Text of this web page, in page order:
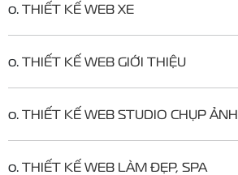
o. THIẾT KẾ WEB XE
o. THIẾT KẾ WEB GIỚI THIỆU
o. THIẾT KẾ WEB STUDIO CHỤP ẢNH
o. THIẾT KẾ WEB LÀM ĐẸP, SPA